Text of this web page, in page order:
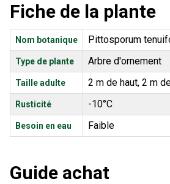
Fiche de la plante
Nom botanique Pittosporum
Type de plante Arbre d'ornement
Taille adulte 2 m de haut, 2 m
Rusticité -10°C
Besoin en eau Faible
Guide achat